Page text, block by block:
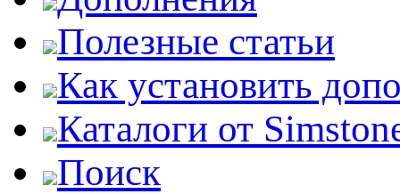
Полезные статьи
Как установить
Каталоги от
Поиск